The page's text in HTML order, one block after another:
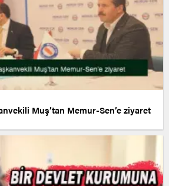
Muş’tan Memur-Sen’e ziyaret